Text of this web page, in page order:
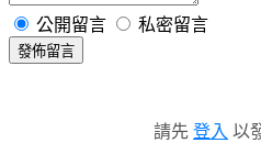
公開留言 私密留言
發佈留言
請先 登入 以